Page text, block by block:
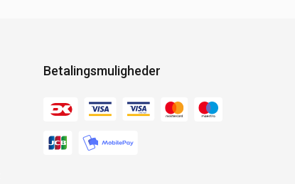
Betalingsmuligheder